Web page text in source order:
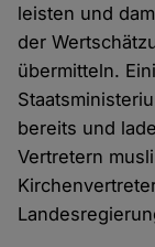
leisten und
der
übermitteln.
bereits und
Vertretern